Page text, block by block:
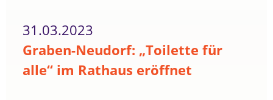
31.03.2023
Graben-Neudorf: „Toilette für
alle“ im Rathaus eröffnet